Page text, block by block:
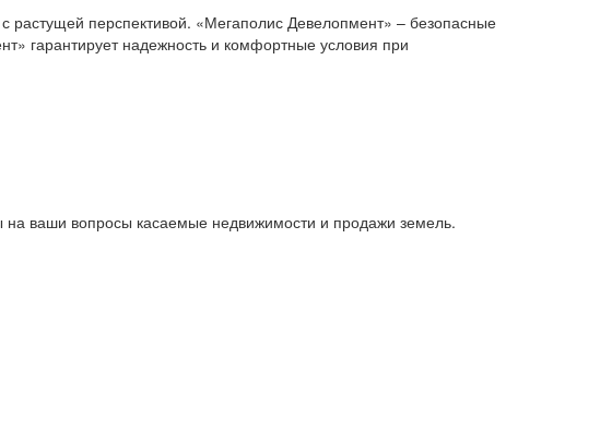
растущей перспективой. «Мегаполис Девелопмент» – безопасные
гарантирует надежность и комфортные условия при
на ваши вопросы касаемые недвижимости и продажи земель.